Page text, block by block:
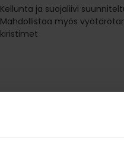
Kellunta ja suojaliivi
Mahdollistaa myös
kiristimet